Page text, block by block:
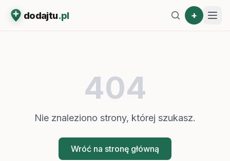
dodajtu.pl +
404
Nie znaleziono strony, której szukasz.
Wróć na stronę główną